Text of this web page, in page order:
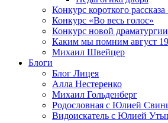
Конкурс короткого
Конкурс «Во весь голос»
Конкурс новой
Каким мы помним август
Михаил Швейцер
Блоги
Блог Лицея
Алла Нестеренко
Михаил Гольденберг
Родословная с Юлией
Видоискатель с Юлией